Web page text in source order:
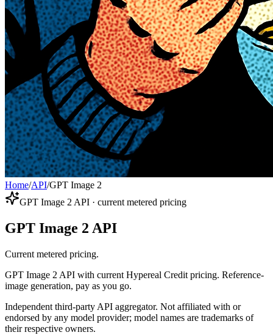
Home/API/GPT Image 2
GPT Image 2 API · current metered pricing
GPT Image 2 API
Current metered pricing.
GPT Image 2 API with current Hypereal Credit pricing. Reference-
image generation, pay as you go.
Independent third-party API aggregator. Not affiliated with or
endorsed by any model provider; model names are trademarks of
their respective owners.